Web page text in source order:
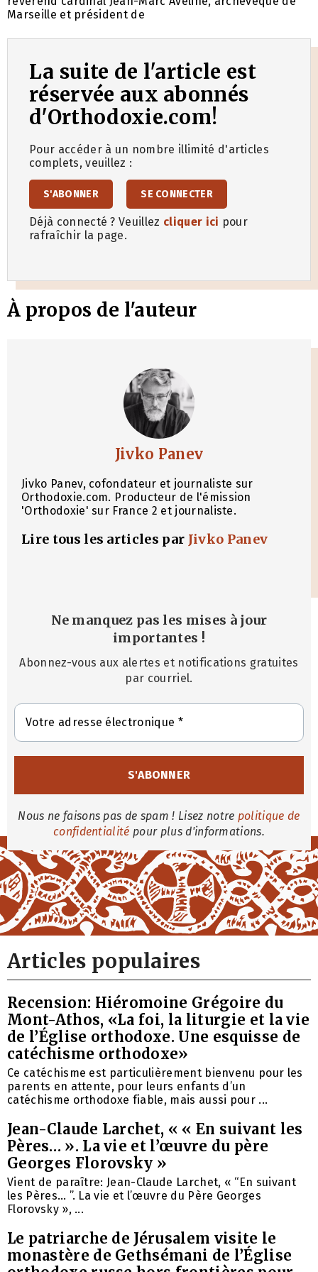
Marseille et président de
La suite de l'article est
réservée aux abonnés
d'Orthodoxie.com!
Pour accéder à un nombre illimité d'articles
complets, veuillez :
S'ABONNER SE CONNECTER
Déjà connecté ? Veuillez cliquer ici pour
rafraîchir la page.
À propos de l'auteur
Jivko Panev
Jivko Panev, cofondateur et journaliste sur
Orthodoxie.com. Producteur de l'émission
'Orthodoxie' sur France 2 et journaliste.
Lire tous les articles par Jivko Panev
Ne manquez pas les mises à jour
importantes !
Abonnez-vous aux alertes et notifications gratuites
par courriel.
Nous ne faisons pas de spam ! Lisez notre politique de
confidentialité pour plus d'informations.
Articles populaires
Recension: Hiéromoine Grégoire du
Mont-Athos, «La foi, la liturgie et la vie
de l’Église orthodoxe. Une esquisse de
catéchisme orthodoxe»
Ce catéchisme est particulièrement bienvenu pour les
parents en attente, pour leurs enfants d’un
catéchisme orthodoxe fiable, mais aussi pour ...
Jean-Claude Larchet, « « En suivant les
Pères… ». La vie et l’œuvre du père
Georges Florovsky »
Vient de paraître: Jean-Claude Larchet, « “En suivant
les Pères… ”. La vie et l’œuvre du Père Georges
Florovsky », ...
Le patriarche de Jérusalem visite le
monastère de Gethsémani de l’Église